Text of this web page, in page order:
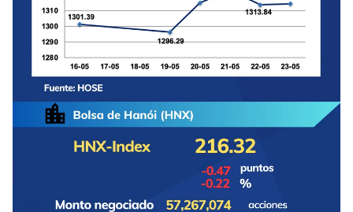
FRANÇAIS
РУССКИЙ